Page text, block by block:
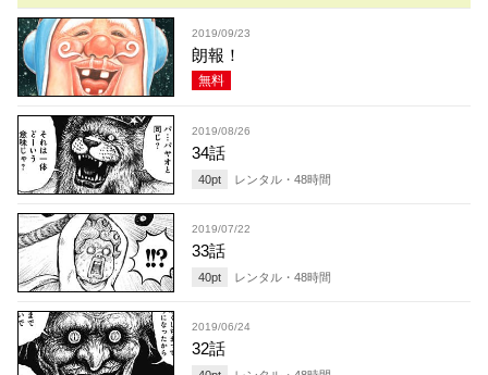
2019/09/23
朗報！
無料
2019/08/26
34話
40pt レンタル・ 48時間
2019/07/22
33話
40pt レンタル・ 48時間
2019/06/24
32話